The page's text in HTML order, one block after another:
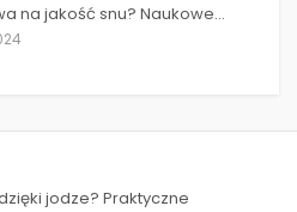
na jakość snu? Naukowe...
jodze? Praktyczne